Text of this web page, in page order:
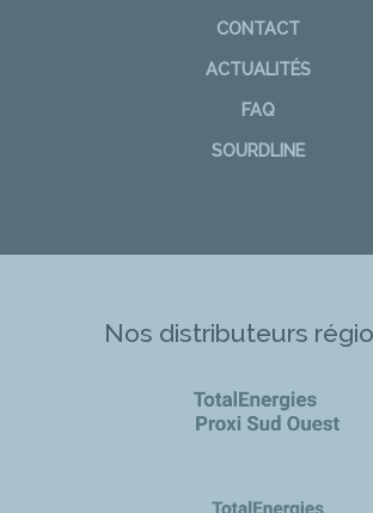
CONTACT
ACTUALITÉS
FAQ
SOURDLINE
Nos distributeurs